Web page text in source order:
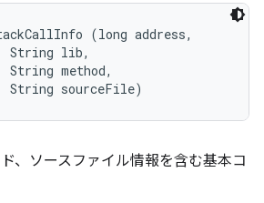
(long address,
String lib,
String method,
String sourceFile)
、ソースファイル情報を含む基本コ